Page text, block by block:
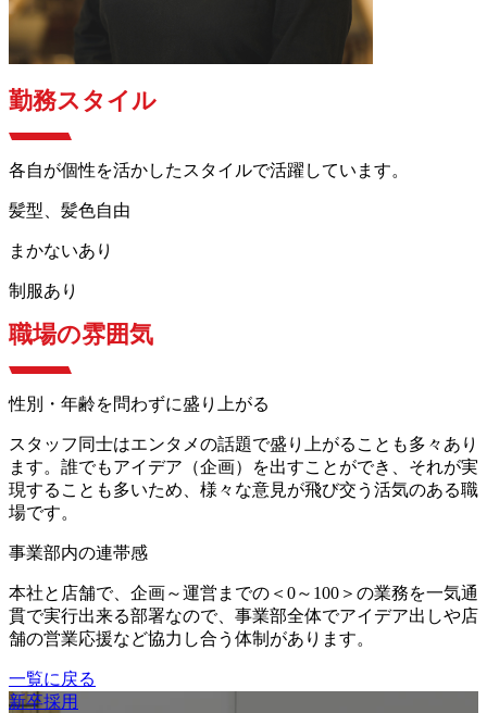
勤務スタイル
各自が個性を活かしたスタイルで活躍しています。
髪型、髪色自由
まかないあり
制服あり
職場の雰囲気
性別・年齢を問わずに盛り上がる
スタッフ同士はエンタメの話題で盛り上がることも多々あり
ます。誰でもアイデア（企画）を出すことができ、それが実
現することも多いため、様々な意見が飛び交う活気のある職
場です。
事業部内の連帯感
本社と店舗で、企画～運営までの＜0～100＞の業務を一気通
貫で実行出来る部署なので、事業部全体でアイデア出しや店
舗の営業応援など協力し合う体制があります。
一覧に戻る
新卒採用